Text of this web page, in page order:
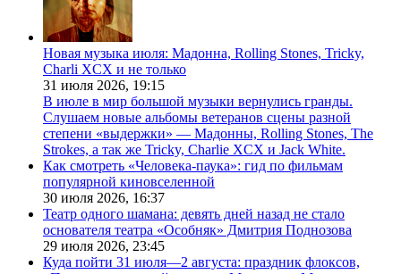
Новая музыка июля: Мадонна, Rolling Stones, Tricky,
Charli XCX и не только
31 июля 2026, 19:15
В июле в мир большой музыки вернулись гранды.
Слушаем новые альбомы ветеранов сцены разной
степени «выдержки» — Мадонны, Rolling Stones, The
Strokes, а так же Tricky, Charlie XCX и Jack White.
Как смотреть «Человека-паука»: гид по фильмам
популярной киновселенной
30 июля 2026, 16:37
Театр одного шамана: девять дней назад не стало
основателя театра «Особняк» Дмитрия Поднозова
29 июля 2026, 23:45
Куда пойти 31 июля—2 августа: праздник флоксов,